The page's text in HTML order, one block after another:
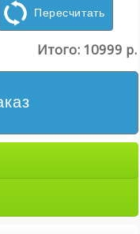
Пересчитать
Итого: 10999 р.